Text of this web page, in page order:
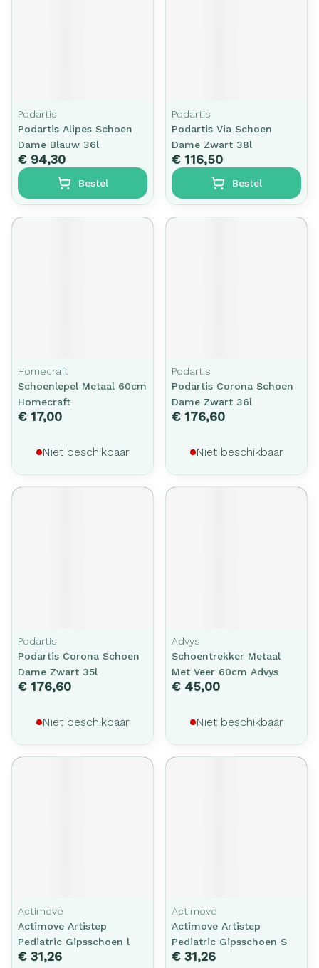
Podartis
Podartis Alipes Schoen
Dame Blauw 36l
€ 94,30
Bestel
Podartis
Podartis Via Schoen
Dame Zwart 38l
€ 116,50
Bestel
Homecraft
Schoenlepel Metaal 60cm
Homecraft
€ 17,00
Niet beschikbaar
Podartis
Podartis Corona Schoen
Dame Zwart 36l
€ 176,60
Niet beschikbaar
Podartis
Podartis Corona Schoen
Dame Zwart 35l
€ 176,60
Niet beschikbaar
Advys
Schoentrekker Metaal
Met Veer 60cm Advys
€ 45,00
Niet beschikbaar
Actimove
Actimove Artistep
Pediatric Gipsschoen l
€ 31,26
Actimove
Actimove Artistep
Pediatric Gipsschoen S
€ 31,26